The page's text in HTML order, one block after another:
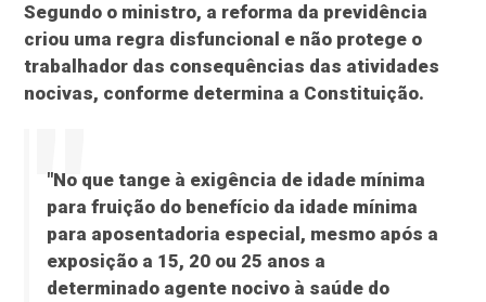
Segundo o ministro, a reforma da previdência
criou uma regra disfuncional e não protege o
trabalhador das consequências das atividades
nocivas, conforme determina a Constituição.
"No que tange à exigência de idade mínima
para fruição do benefício da idade mínima
para aposentadoria especial, mesmo após a
exposição a 15, 20 ou 25 anos a
determinado agente nocivo à saúde do